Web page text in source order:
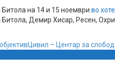
на 14 и 15 ноември во
Битола, Демир Хисар, Ресен,
Цивил – Центар за